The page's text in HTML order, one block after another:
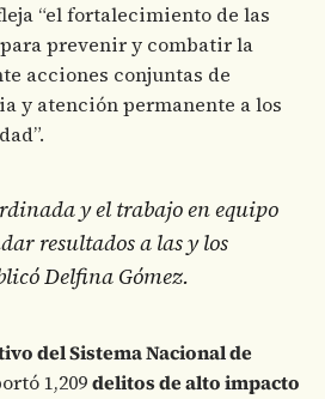
“el fortalecimiento de las
prevenir y combatir la
acciones conjuntas de
y atención permanente a los
y el trabajo en equipo
resultados a las y los
Delfina Gómez.
del Sistema Nacional de
1,209delitos de alto impacto